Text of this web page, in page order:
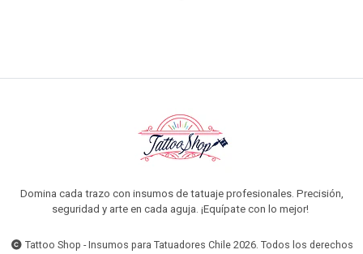
Domina cada trazo con insumos de tatuaje profesionales. Precisión,
seguridad y arte en cada aguja. ¡Equípate con lo mejor!
Tattoo Shop - Insumos para Tatuadores Chile 2026. Todos los derechos